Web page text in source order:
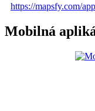
https://mapsfy.com/app
Mobilná